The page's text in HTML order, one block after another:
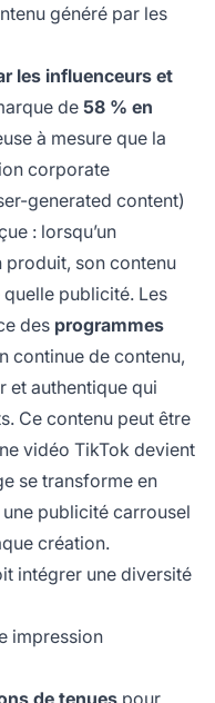
généré par les
les influenceurs et
de 58 % en
à mesure que la
corporate
generated content)
: lorsqu’un
produit, son contenu
quelle publicité. Les
des programmes
continue de contenu,
et authentique qui
Ce contenu peut être
vidéo TikTok devient
se transforme en
publicité carrousel
création.
intégrer une diversité
impression
de tenues pour